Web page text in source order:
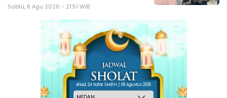
Sabtu, 8 Agu 2026 - 21:51 WIB
Ahad, 24 Safar 1448 H / 09 Agustus 2026